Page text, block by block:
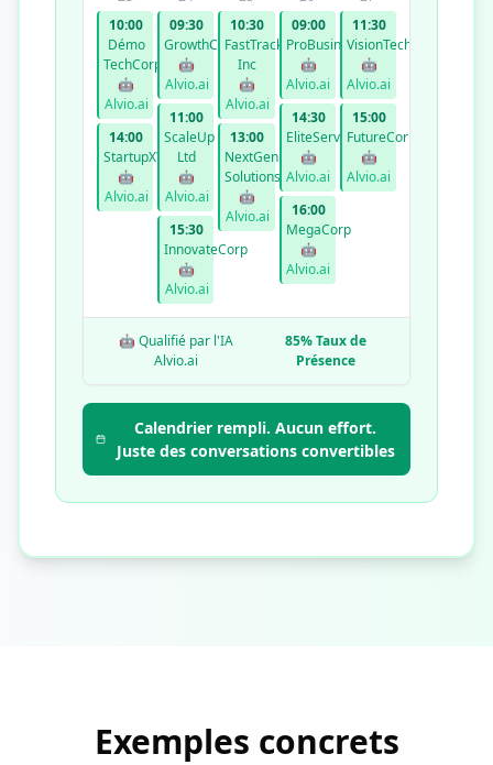
10:00
Démo
TechCorp
🤖
Alvio.ai
14:00
StartupXYZ
🤖
Alvio.ai
09:30
GrowthCo
🤖
Alvio.ai
11:00
ScaleUp
Ltd
🤖
Alvio.ai
15:30
InnovateCorp
🤖
Alvio.ai
10:30
FastTrack
Inc
🤖
Alvio.ai
13:00
NextGen
Solutions
🤖
Alvio.ai
09:00
ProBusiness
🤖
Alvio.ai
14:30
EliteServices
🤖
Alvio.ai
16:00
MegaCorp
🤖
Alvio.ai
11:30
VisionTech
🤖
Alvio.ai
15:00
FutureCorp
🤖
Alvio.ai
🤖 Qualifié par l'IA
Alvio.ai
85% Taux de
Présence
Calendrier rempli. Aucun effort.
Juste des conversations convertibles
Exemples concrets